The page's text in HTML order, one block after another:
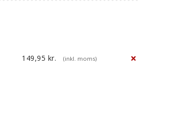
149,95 kr. (inkl. moms) ×